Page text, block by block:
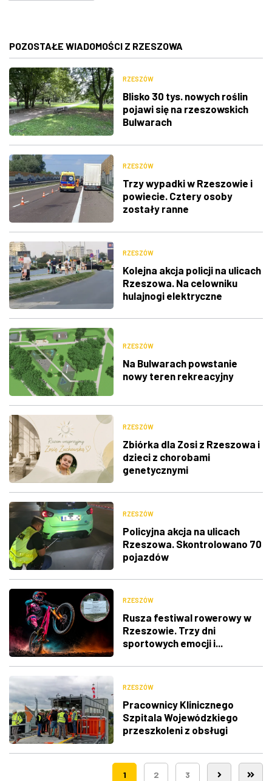
POZOSTAŁE WIADOMOŚCI Z RZESZOWA
RZESZÓW
Blisko 30 tys. nowych roślin
pojawi się na rzeszowskich
Bulwarach
RZESZÓW
Trzy wypadki w Rzeszowie i
powiecie. Cztery osoby
zostały ranne
RZESZÓW
Kolejna akcja policji na ulicach
Rzeszowa. Na celowniku
hulajnogi elektryczne
RZESZÓW
Na Bulwarach powstanie
nowy teren rekreacyjny
RZESZÓW
Zbiórka dla Zosi z Rzeszowa i
dzieci z chorobami
genetycznymi
RZESZÓW
Policyjna akcja na ulicach
Rzeszowa. Skontrolowano 70
pojazdów
RZESZÓW
Rusza festiwal rowerowy w
Rzeszowie. Trzy dni
sportowych emocji i...
RZESZÓW
Pracownicy Klinicznego
Szpitala Wojewódzkiego
przeszkoleni z obsługi
śmigłowców LPR
1 2 3